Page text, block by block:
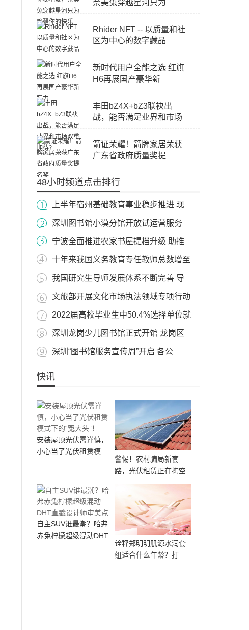
奈美兔穿越星河只为
Rhider NFT -- 以质量和社
区为中心的数字藏品
新时代用户全能之选 红旗
H6再展国产豪华新
丰田bZ4X+bZ3联袂出
战，能否满足业界和市场
箭证荣耀！箭牌家居荣获
广东省政府质量奖提
48小时频道点击排行
上半年宿州基础教育事业稳步推进 现
深圳图书馆小漠分馆开放试运营服务
宁波全面推进农家书屋提档升级 助推
十年来我国义务教育专任教师总数增至
我国研究生导师发展体系不断完善 导
文旅部开展文化市场执法领域专项行动
2022届高校毕业生中50.4%选择单位就
深圳龙岗少儿图书馆正式开馆 龙岗区
深圳“图书馆服务宣传周”开启 各公
快讯
安装屋顶光伏需谨慎，
小心当了光伏租赁模
警惕！农村骗局新套
路，光伏租赁正在掏空
自主SUV谁最潮？哈弗
赤兔柠檬超级混动DHT
诠释郑明明肌源水润套
组适合什么年龄？打